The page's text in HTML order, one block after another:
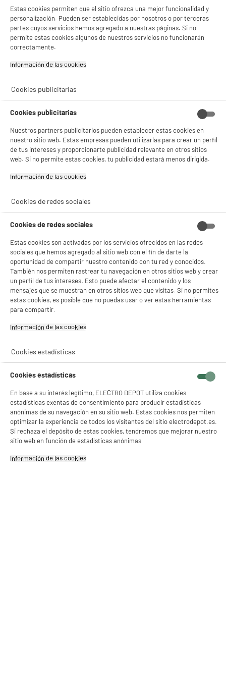
product_anchor_characteristics
239€96
Cuyo0€58
Comprados juntos habitualmente
Placa de inducción
HISENSE HI6321BSC
239
Batería ARTHUR
MARTIN 10pcs
Recogemos tu antiguo dispositivo
Recogemosgratuitamentetu antiguo
electrodoméstico.
Más información
Garantía incluida :3 años
Estas cookies permiten que el sitio ofrezca una mejor funcionalidad y
personalización. Pueden ser establecidas por nosotros o por terceras
partes cuyos servicios hemos agregado a nuestras páginas. Si no
permite estas cookies algunos de nuestros servicios no funcionarán
correctamente.
Información de las cookies‎
Cookies publicitarias
Cookies publicitarias
Nuestros partners publicitarios pueden establecer estas cookies en
nuestro sitio web. Estas empresas pueden utilizarlas para crear un perfil
de tus intereses y proporcionarte publicidad relevante en otros sitios
web. Si no permite estas cookies, tu publicidad estará menos dirigida.
Información de las cookies‎
Cookies de redes sociales
Cookies de redes sociales
Estas cookies son activadas por los servicios ofrecidos en las redes
sociales que hemos agregado al sitio web con el fin de darte la
oportunidad de compartir nuestro contenido con tu red y conocidos.
También nos permiten rastrear tu navegación en otros sitios web y crear
un perfil de tus intereses. Esto puede afectar el contenido y los
mensajes que se muestran en otros sitios web que visitas. Si no permites
estas cookies, es posible que no puedas usar o ver estas herramientas
para compartir.
Información de las cookies‎
Cookies estadísticas
Cookies estadísticas
En base a su interés legítimo, ELECTRO DEPOT utiliza cookies
estadísticas exentas de consentimiento para producir estadísticas
anónimas de su navegación en su sitio web. Estas cookies nos permiten
optimizar la experiencia de todos los visitantes del sitio electrodepot.es.
Si rechaza el depósito de estas cookies, tendremos que mejorar nuestro
sitio web en función de estadísticas anónimas
Información de las cookies‎